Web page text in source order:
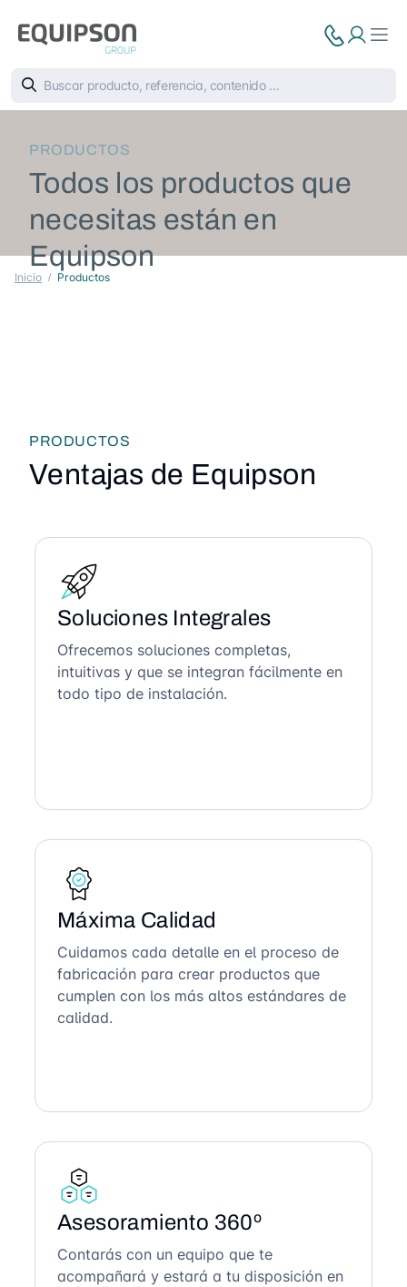
PRODUCTOS
Todos los productos que
necesitas están en
Equipson
Inicio Productos
PRODUCTOS
Ventajas de Equipson
Soluciones Integrales
Ofrecemos soluciones completas,
intuitivas y que se integran fácilmente en
todo tipo de instalación.
Máxima Calidad
Cuidamos cada detalle en el proceso de
fabricación para crear productos que
cumplen con los más altos estándares de
calidad.
Asesoramiento 360º
Contarás con un equipo que te
acompañará y estará a tu disposición en